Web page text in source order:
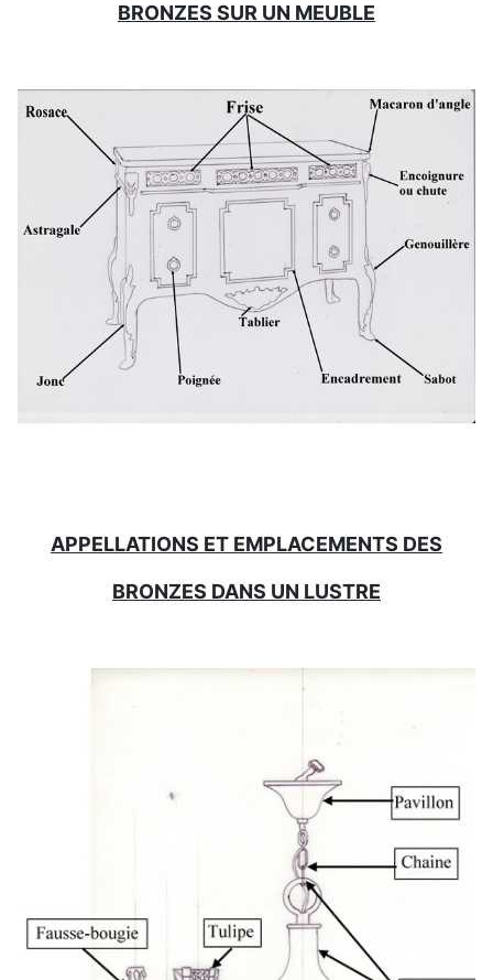
BRONZES SUR UN MEUBLE
APPELLATIONS ET EMPLACEMENTS DES
BRONZES DANS UN LUSTRE